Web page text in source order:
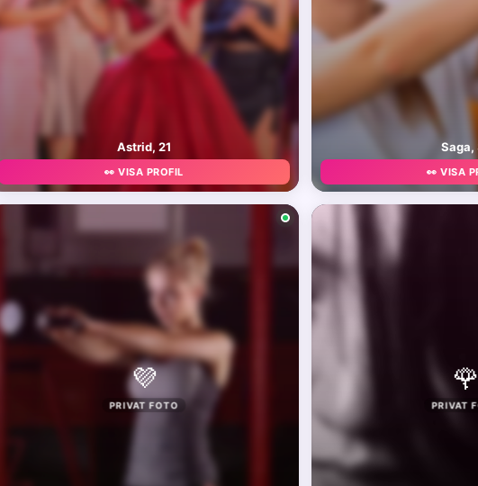
Astrid, 21
👀 VISA PROFIL
Saga,
👀 VISA
💜
PRIVAT FOTO
🌹
PRIVAT